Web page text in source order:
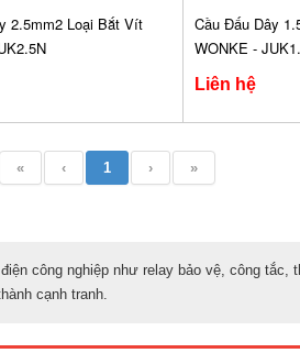
2.5mm2 Loại Bắt Vít
Cầu Đấu Dây
WONKE -
Liên hệ
« ‹ 1 › »
công nghiệp như relay bảo vệ, công
cạnh tranh.